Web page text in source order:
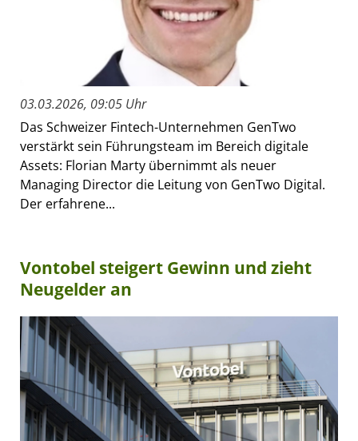
03.03.2026, 09:05 Uhr
Das Schweizer Fintech-Unternehmen GenTwo
verstärkt sein Führungsteam im Bereich digitale
Assets: Florian Marty übernimmt als neuer
Managing Director die Leitung von GenTwo Digital.
Der erfahrene...
Vontobel steigert Gewinn und zieht
Neugelder an